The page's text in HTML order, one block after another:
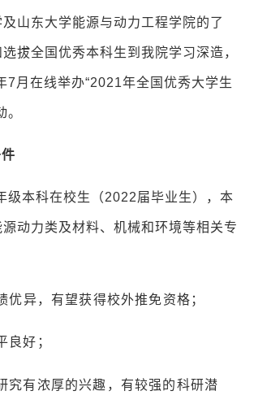
山东大学能源与动力工程学院的了
拔全国优秀本科生到我院学习深造，
7 月在线举办“2021年全国优秀大学生
。
级本科在校生（2022届毕业生），本
动力类及材料、机械和环境等相关专
优异，有望获得校外推免资格；
良好；
究有浓厚的兴趣，有较强的科研潜